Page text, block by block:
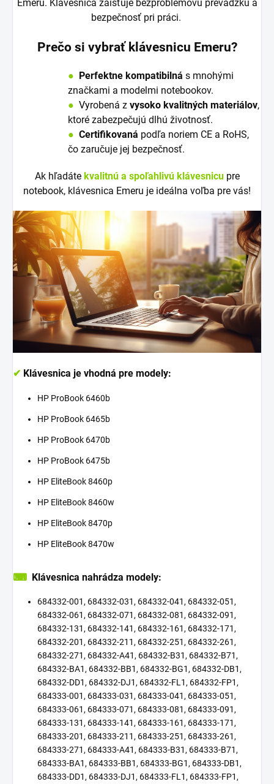
Emeru. Klávesnica zaisťuje bezproblémovú prevádzku a
bezpečnosť pri práci.
Prečo si vybrať klávesnicu Emeru?
● Perfektne kompatibilná s mnohými
značkami a modelmi notebookov.
● Vyrobená z vysoko kvalitných materiálov,
ktoré zabezpečujú dlhú životnosť.
● Certifikovaná podľa noriem CE a RoHS,
čo zaručuje jej bezpečnosť.
Ak hľadáte kvalitnú a spoľahlivú klávesnicu pre
notebook, klávesnica Emeru je ideálna voľba pre vás!
✔ Klávesnica je vhodná pre modely:
HP ProBook 6460b
HP ProBook 6465b
HP ProBook 6470b
HP ProBook 6475b
HP EliteBook 8460p
HP EliteBook 8460w
HP EliteBook 8470p
HP EliteBook 8470w
⌨ Klávesnica nahrádza modely:
684332-001, 684332-031, 684332-041, 684332-051,
684332-061, 684332-071, 684332-081, 684332-091,
684332-131, 684332-141, 684332-161, 684332-171,
684332-201, 684332-211, 684332-251, 684332-261,
684332-271, 684332-A41, 684332-B31, 684332-B71,
684332-BA1, 684332-BB1, 684332-BG1, 684332-DB1,
684332-DD1, 684332-DJ1, 684332-FL1, 684332-FP1,
684333-001, 684333-031, 684333-041, 684333-051,
684333-061, 684333-071, 684333-081, 684333-091,
684333-131, 684333-141, 684333-161, 684333-171,
684333-201, 684333-211, 684333-251, 684333-261,
684333-271, 684333-A41, 684333-B31, 684333-B71,
684333-BA1, 684333-BB1, 684333-BG1, 684333-DB1,
684333-DD1, 684333-DJ1, 684333-FL1, 684333-FP1,